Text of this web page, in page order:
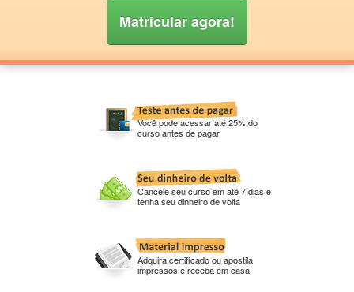
Matricular agora!
Você pode acessar até 25% do
curso antes de pagar
Cancele seu curso em até 7 dias e
tenha seu dinheiro de volta
Adquira certificado ou apostila
impressos e receba em casa